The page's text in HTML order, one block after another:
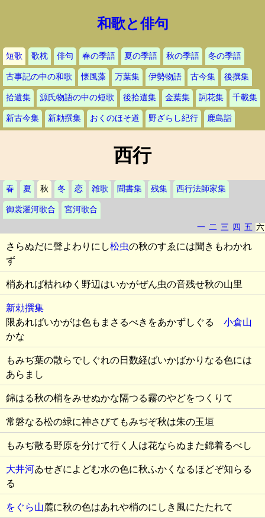
和歌と俳句
短歌 歌枕 俳句 春の季語 夏の季語 秋の季語 冬の季語
古事記の中の和歌 懐風藻 万葉集 伊勢物語 古今集 後撰集
拾遺集 源氏物語の中の短歌 後拾遺集 金葉集 詞花集 千載集
新古今集 新勅撰集 おくのほそ道 野ざらし紀行 鹿島詣
西行
春 夏 秋 冬 恋 雑歌 聞書集 残集 西行法師家集
御裳濯河歌合
宮河歌合
一 二 三 四 五 六
さらぬだに聲よわりにし松虫の秋のすゑには聞きもわかれ
ず
梢あれば枯れゆく野辺はいかがぜん虫の音残せ秋の山里
新勅撰集
限あればいかがは色もまさるべきをあかずしぐるゝ 小倉山
かな
もみぢ葉の散らでしぐれの日数経ばいかばかりなる色には
あらまし
錦はる秋の梢をみせぬかな隔つる霧のやどをつくりて
常磐なる松の緑に神さびてもみぢぞ秋は朱の玉垣
もみぢ散る野原を分けて行く人は花ならぬまた錦着るべし
大井河ゐせぎによどむ水の色に秋ふかくなるほどぞ知らる
る
をぐら山麓に秋の色はあれや梢のにしき風にたたれて